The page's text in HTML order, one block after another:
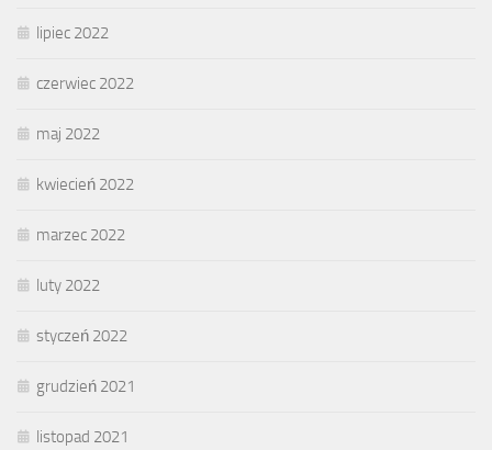
lipiec 2022
czerwiec 2022
maj 2022
kwiecień 2022
marzec 2022
luty 2022
styczeń 2022
grudzień 2021
listopad 2021